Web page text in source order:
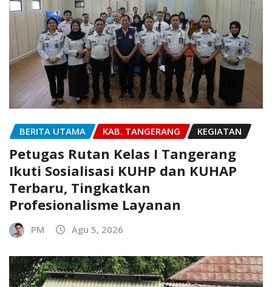
BERITA UTAMA KAB. TANGERANG KEGIATAN
Petugas Rutan Kelas I Tangerang
Ikuti Sosialisasi KUHP dan KUHAP
Terbaru, Tingkatkan
Profesionalisme Layanan
PM Agu 5, 2026